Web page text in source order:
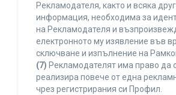
Рекламодателя, както и всяка
информация, необходима за
на Рекламодателя и
електронното му изявление във
сключване и изпълнение на
(7) Рекламодателят има право да
реализира повече от една
чрез регистрирания си Профил.